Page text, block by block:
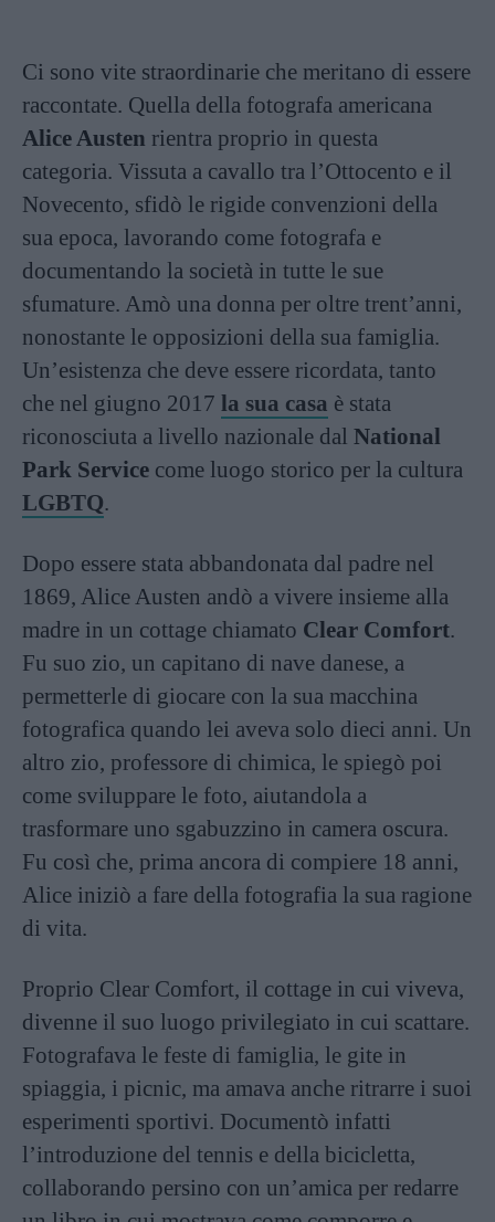
Ci sono vite straordinarie che meritano di essere
raccontate. Quella della fotografa americana
Alice Austen rientra proprio in questa
categoria. Vissuta a cavallo tra l’Ottocento e il
Novecento, sfidò le rigide convenzioni della
sua epoca, lavorando come fotografa e
documentando la società in tutte le sue
sfumature. Amò una donna per oltre trent’anni,
nonostante le opposizioni della sua famiglia.
Un’esistenza che deve essere ricordata, tanto
che nel giugno 2017 la sua casa è stata
riconosciuta a livello nazionale dal National
Park Service come luogo storico per la cultura
LGBTQ.
Dopo essere stata abbandonata dal padre nel
1869, Alice Austen andò a vivere insieme alla
madre in un cottage chiamato Clear Comfort.
Fu suo zio, un capitano di nave danese, a
permetterle di giocare con la sua macchina
fotografica quando lei aveva solo dieci anni. Un
altro zio, professore di chimica, le spiegò poi
come sviluppare le foto, aiutandola a
trasformare uno sgabuzzino in camera oscura.
Fu così che, prima ancora di compiere 18 anni,
Alice iniziò a fare della fotografia la sua ragione
di vita.
Proprio Clear Comfort, il cottage in cui viveva,
divenne il suo luogo privilegiato in cui scattare.
Fotografava le feste di famiglia, le gite in
spiaggia, i picnic, ma amava anche ritrarre i suoi
esperimenti sportivi. Documentò infatti
l’introduzione del tennis e della bicicletta,
collaborando persino con un’amica per redarre